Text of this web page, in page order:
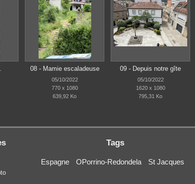
08 - Mamie escaladeuse
05/10/2022
770 x 1080
639,92 Ko
09 - Depuis notre gîte
05/10/2022
1620 x 1080
795,31 Ko
Tags
Espagne OPorrino-Redondela St Jacques